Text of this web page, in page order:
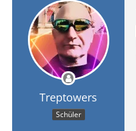
Treptowers
Schüler